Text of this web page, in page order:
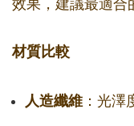
效果，建議最適合
材質比較
人造纖維 ：光澤